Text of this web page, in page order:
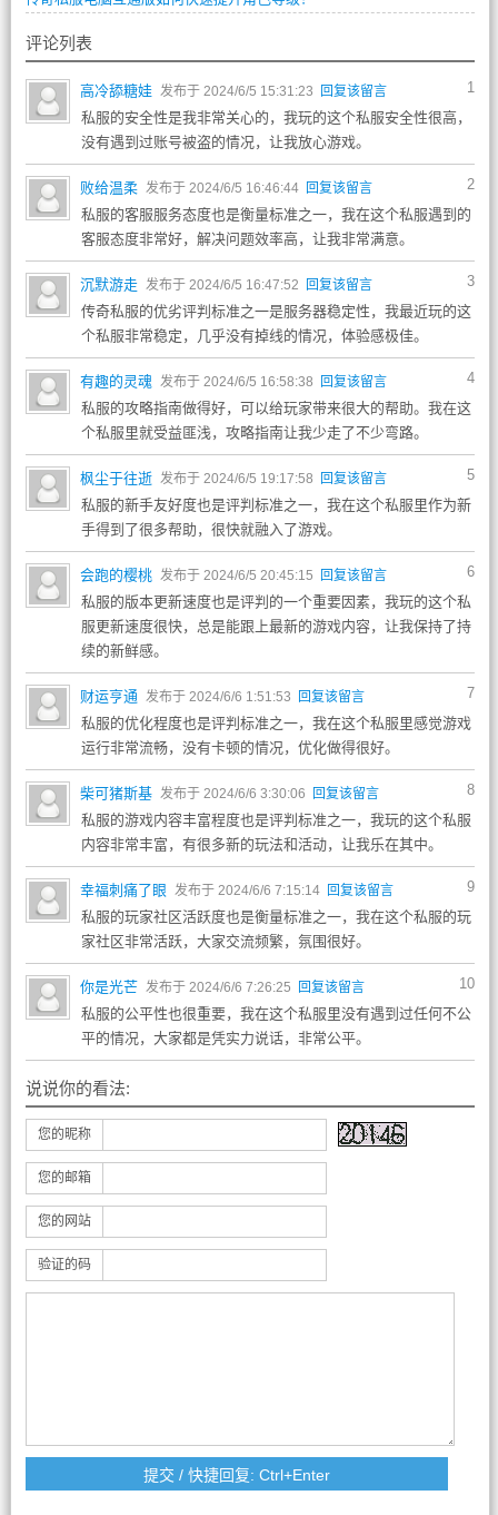
评论列表
1
高冷舔糖娃 发布于 2024/6/5 15:31:23 回复该留言
私服的安全性是我非常关心的，我玩的这个私服安全性很高，
没有遇到过账号被盗的情况，让我放心游戏。
2
败给温柔 发布于 2024/6/5 16:46:44 回复该留言
私服的客服服务态度也是衡量标准之一，我在这个私服遇到的
客服态度非常好，解决问题效率高，让我非常满意。
3
沉默游走 发布于 2024/6/5 16:47:52 回复该留言
传奇私服的优劣评判标准之一是服务器稳定性，我最近玩的这
个私服非常稳定，几乎没有掉线的情况，体验感极佳。
4
有趣的灵魂 发布于 2024/6/5 16:58:38 回复该留言
私服的攻略指南做得好，可以给玩家带来很大的帮助。我在这
个私服里就受益匪浅，攻略指南让我少走了不少弯路。
5
枫尘于往逝 发布于 2024/6/5 19:17:58 回复该留言
私服的新手友好度也是评判标准之一，我在这个私服里作为新
手得到了很多帮助，很快就融入了游戏。
6
会跑的樱桃 发布于 2024/6/5 20:45:15 回复该留言
私服的版本更新速度也是评判的一个重要因素，我玩的这个私
服更新速度很快，总是能跟上最新的游戏内容，让我保持了持
续的新鲜感。
7
财运亨通 发布于 2024/6/6 1:51:53 回复该留言
私服的优化程度也是评判标准之一，我在这个私服里感觉游戏
运行非常流畅，没有卡顿的情况，优化做得很好。
8
柴可猪斯基 发布于 2024/6/6 3:30:06 回复该留言
私服的游戏内容丰富程度也是评判标准之一，我玩的这个私服
内容非常丰富，有很多新的玩法和活动，让我乐在其中。
9
幸福刺痛了眼 发布于 2024/6/6 7:15:14 回复该留言
私服的玩家社区活跃度也是衡量标准之一，我在这个私服的玩
家社区非常活跃，大家交流频繁，氛围很好。
10
你是光芒 发布于 2024/6/6 7:26:25 回复该留言
私服的公平性也很重要，我在这个私服里没有遇到过任何不公
平的情况，大家都是凭实力说话，非常公平。
说说你的看法:
您的昵称
您的邮箱
您的网站
验证的码